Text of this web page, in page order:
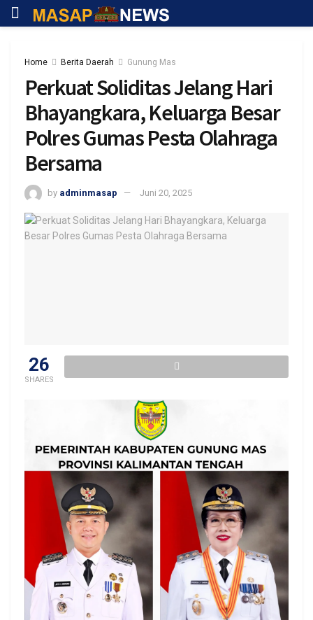
Home Berita Daerah Gunung Mas
Perkuat Soliditas Jelang Hari
Bhayangkara, Keluarga Besar
Polres Gumas Pesta Olahraga
Bersama
by adminmasap Juni 20, 2025
26
SHARES